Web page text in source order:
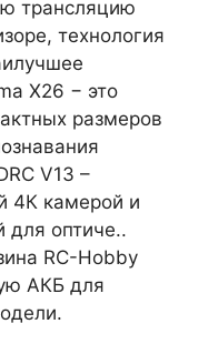
трансляцию
технология
X26 − это
размеров
V13 –
4К камерой и
для оптиче..
RC-Hobby
АКБ для